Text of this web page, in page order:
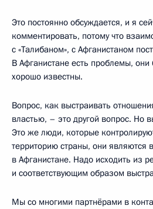
Это постоянно обсуждается, и я
комментировать, потому что
с «Талибаном», с Афганистаном
В Афганистане есть проблемы,
хорошо известны.
Вопрос, как выстраивать
властью, – это другой вопрос. Но
Это же люди, которые
территорию страны, они являются
в Афганистане. Надо исходить из
и соответствующим образом
Мы со многими партнёрами в